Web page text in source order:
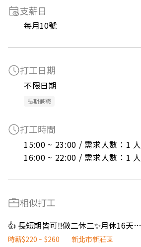
支薪日
每月10號
打工日期
不限日期
長期兼職
打工時間
15:00 ~ 23:00 / 需求人數：1 人
16:00 ~ 22:00 / 需求人數：1 人
相似打工
👍 長短期皆可‼️做二休二✨月休16天🔥晶圓搬運員 💥可短期2-3個月
時薪$220 ~ $260
新北市新莊區